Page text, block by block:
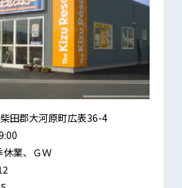
田郡大河原町広表36-4
休業、ＧＷ